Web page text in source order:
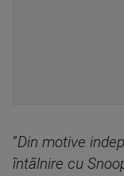
”Din motive
întâlnire cu